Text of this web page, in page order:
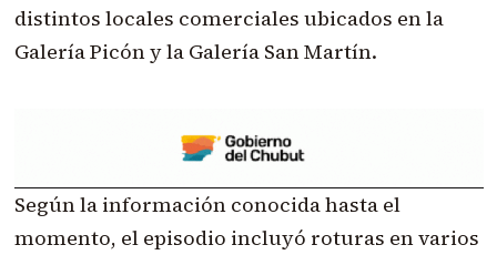
distintos locales comerciales ubicados en la
Galería Picón y la Galería San Martín.
Según la información conocida hasta el
momento, el episodio incluyó roturas en varios